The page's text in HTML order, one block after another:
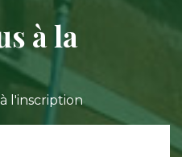
à la
l'inscription